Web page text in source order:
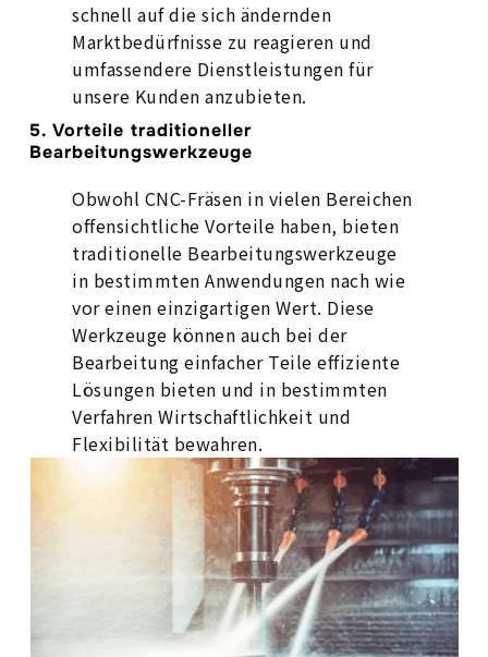
schnell auf die sich ändernden
Marktbedürfnisse zu reagieren und
umfassendere Dienstleistungen für
unsere Kunden anzubieten.
5. Vorteile traditioneller
Bearbeitungswerkzeuge
Obwohl CNC-Fräsen in vielen Bereichen
offensichtliche Vorteile haben, bieten
traditionelle Bearbeitungswerkzeuge
in bestimmten Anwendungen nach wie
vor einen einzigartigen Wert. Diese
Werkzeuge können auch bei der
Bearbeitung einfacher Teile effiziente
Lösungen bieten und in bestimmten
Verfahren Wirtschaftlichkeit und
Flexibilität bewahren.